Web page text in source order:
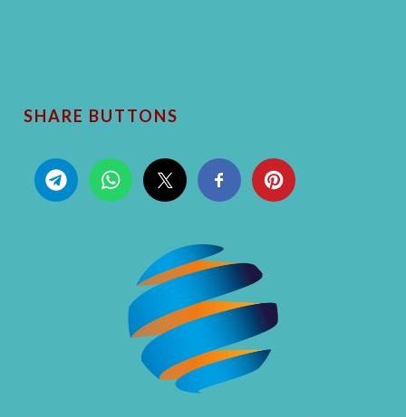
SHARE BUTTONS